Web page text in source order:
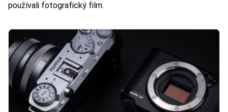
používali fotografický film.